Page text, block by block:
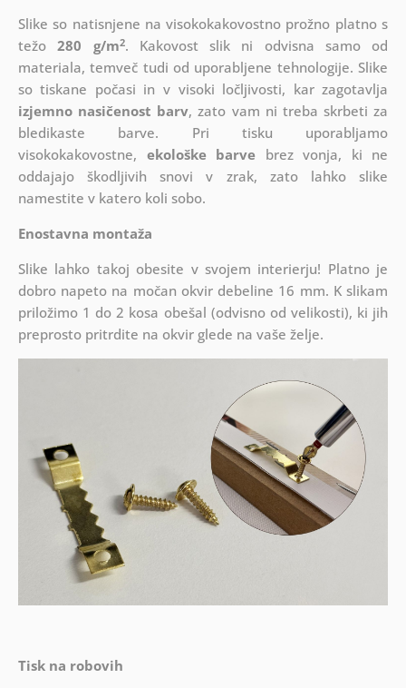
Slike so natisnjene na visokokakovostno prožno platno s
težo280 g/m2. Kakovost slik ni odvisna samo od
materiala, temveč tudi od uporabljene tehnologije. Slike
so tiskane počasi in v visoki ločljivosti, kar zagotavlja
izjemno nasičenost barv, zato vam ni treba skrbeti za
bledikaste barve. Pri tisku uporabljamo
visokokakovostne, ekološke barve brez vonja, ki ne
oddajajo škodljivih snovi v zrak, zato lahko slike
namestite v katero koli sobo.
Enostavna montaža
Slike lahko takoj obesite v svojem interierju! Platno je
dobro napeto na močan okvir debeline 16 mm. K slikam
priložimo 1 do 2 kosa obešal (odvisno od velikosti), ki jih
preprosto pritrdite na okvir glede na vaše želje.
Tisk na robovih